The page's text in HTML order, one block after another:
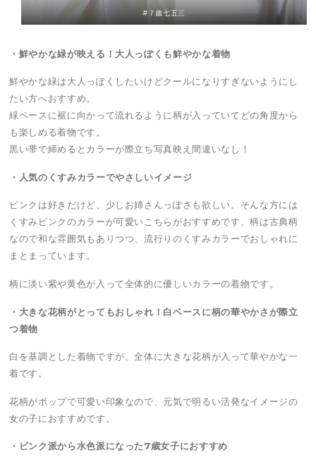
#７歳七五三
・鮮やかな緑が映える！大人っぽくも鮮やかな着物
鮮やかな緑は大人っぽくしたいけどクールになりすぎないようにし
たい方へおすすめ。
緑ベースに裾に向かって流れるように柄が入っていてどの角度から
も楽しめる着物です。
黒い帯で締めるとカラーが際立ち写真映え間違いなし！
・人気のくすみカラーでやさしいイメージ
ピンクは好きだけど、少しお姉さんっぽさも欲しい。そんな方には
くすみピンクのカラーが可愛いこちらがおすすめです。柄は古典柄
なので和な雰囲気もありつつ、流行りのくすみカラーでおしゃれに
まとまっています。
柄に淡い紫や黄色が入って全体的に優しいカラーの着物です。
・大きな花柄がとってもおしゃれ！白ベースに柄の華やかさが際立
つ着物
白を基調とした着物ですが、全体に大きな花柄が入って華やかな一
着です。
花柄がポップで可愛い印象なので、元気で明るい活発なイメージの
女の子におすすめです。
・ピンク派から水色派になった7歳女子におすすめ